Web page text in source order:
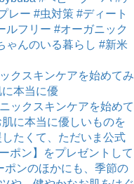
クスキンケアを始めてみ
本当に優